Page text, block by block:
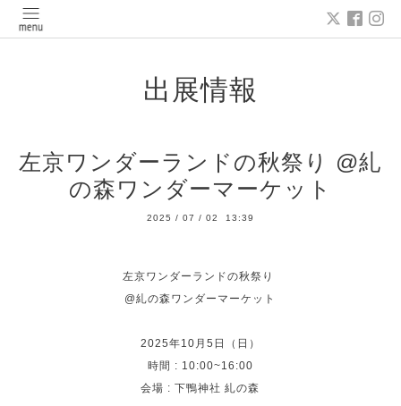
出展情報
左京ワンダーランドの秋祭り @糺
の森ワンダーマーケット
2025 / 07 / 02 13:39
左京ワンダーランドの秋祭り
@糺の森ワンダーマーケット
2025年10月5日（日）
時間 : 10:00~16:00
会場 : 下鴨神社 糺の森